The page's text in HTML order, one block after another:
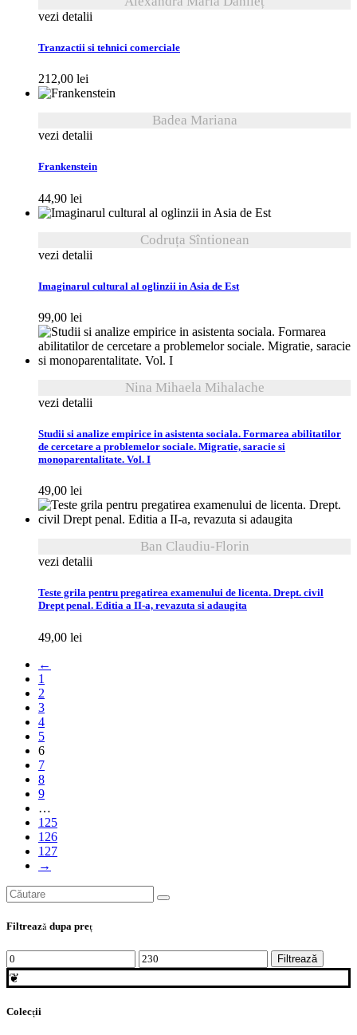
vezi detalii
Tranzactii si tehnici comerciale
212,00 lei
Badea Mariana
vezi detalii
Frankenstein
44,90 lei
Codruța Sîntionean
vezi detalii
Imaginarul cultural al oglinzii in Asia de Est
99,00 lei
Nina Mihaela Mihalache
vezi detalii
Studii si analize empirice in asistenta sociala. Formarea abilitatilor
de cercetare a problemelor sociale. Migratie, saracie si
monoparentalitate. Vol. I
49,00 lei
Ban Claudiu-Florin
vezi detalii
Teste grila pentru pregatirea examenului de licenta. Drept. civil
Drept penal. Editia a II-a, revazuta si adaugita
49,00 lei
←
1
2
3
4
5
6
7
8
9
…
125
126
127
→
Search
for:
Filtrează dupa preţ
Preț
minim
Preț
maxim
Filtrează
❦
Colecții